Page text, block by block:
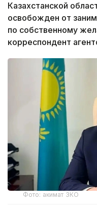
Казахстанской
освобожден от
по собственному
корреспондент
Фото: акимат ЗКО